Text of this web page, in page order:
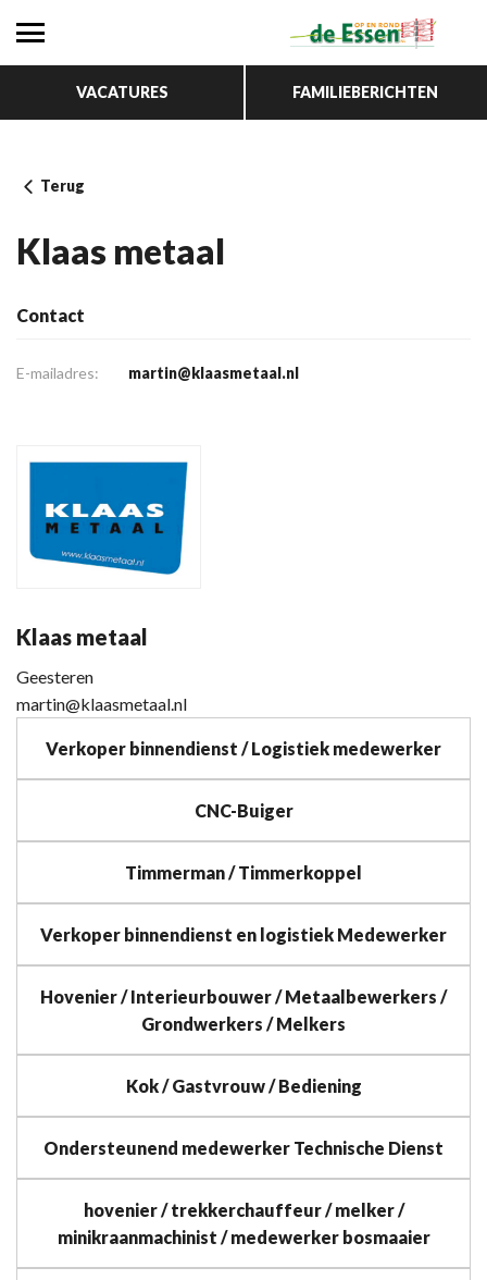
VACATURES FAMILIEBERICHTEN
Terug
Klaas metaal
Contact
E-mailadres: martin@klaasmetaal.nl
Klaas metaal
Geesteren
martin@klaasmetaal.nl
Verkoper binnendienst / Logistiek medewerker
CNC-Buiger
Timmerman / Timmerkoppel
Verkoper binnendienst en logistiek Medewerker
Hovenier / Interieurbouwer / Metaalbewerkers /
Grondwerkers / Melkers
Kok / Gastvrouw / Bediening
Ondersteunend medewerker Technische Dienst
hovenier / trekkerchauffeur / melker /
minikraanmachinist / medewerker bosmaaier